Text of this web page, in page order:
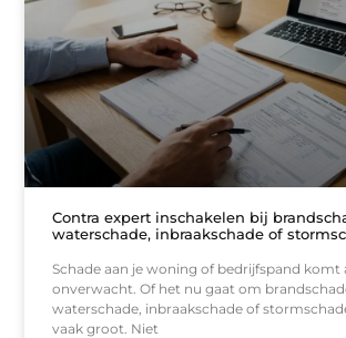
Contra expert inschakelen bij
waterschade, inbraakschade of
Schade aan je woning of bedrijfspand komt
onverwacht. Of het nu gaat om
waterschade, inbraakschade of
vaak groot. Niet